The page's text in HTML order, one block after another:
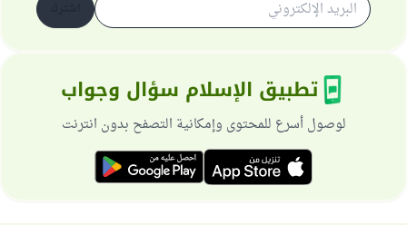
تطبيق الإسلام سؤال وجواب
لوصول أسرع للمحتوى وإمكانية التصفح بدون انترنت